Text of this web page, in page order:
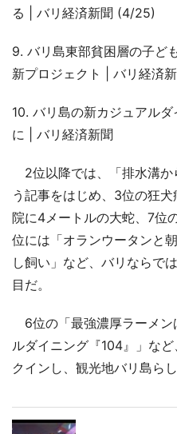
る | バリ経済新聞 (4/25)
9. バリ島東部貧困層の子ど
新プロジェクト | バリ経済
10. バリ島の新カジュアル
に | バリ経済新聞
2位以降では、「排水溝か
う記事をはじめ、3位の狂
院に4メートルの大蛇、7位
位には「オランウータンと
し飼い」など、バリならで
目だ。
6位の「最強濃厚ラーメン
ルダイニング『104』」な
クインし、観光地バリ島ら